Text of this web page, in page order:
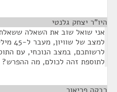
היו"ר יצחק גלנטי
אני שואל שוב את השאלה
למצב
לרשותכם, במצב הנוכחי, עם
לתוספת זהה לכולם, מה ההפרש?